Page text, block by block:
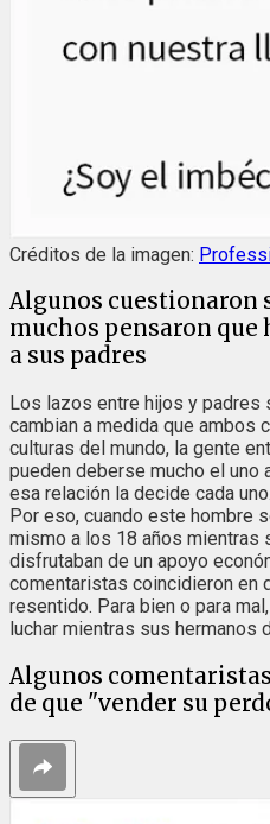
Créditos de la imagen:
Algunos cuestionaron
muchos pensaron
a sus padres
Los lazos entre hijos y padres
cambian a medida que ambos
culturas del mundo, la gente
pueden deberse mucho el uno
esa relación la decide cada uno.
Por eso, cuando este hombre
mismo a los 18 años mientras
disfrutaban de un apoyo
comentaristas coincidieron en
resentido. Para bien o para
luchar mientras sus hermanos
Algunos
de que "vender su